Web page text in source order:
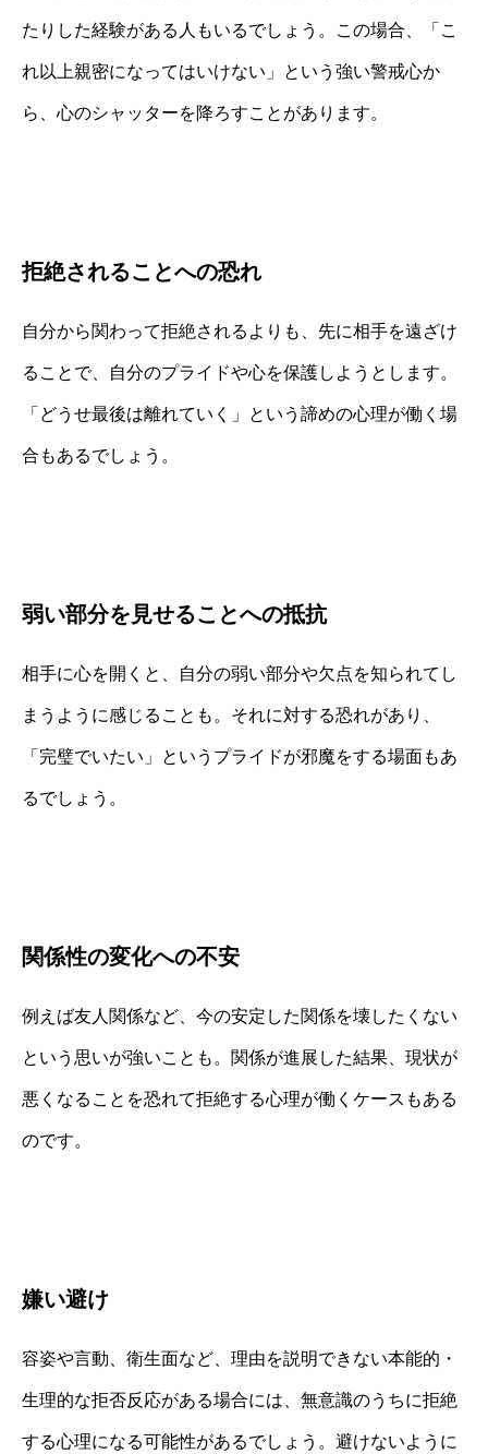
たりした経験がある人もいるでしょう。この場合、「こ
れ以上親密になってはいけない」という強い警戒心か
ら、心のシャッターを降ろすことがあります。
拒絶されることへの恐れ
自分から関わって拒絶されるよりも、先に相手を遠ざけ
ることで、自分のプライドや心を保護しようとします。
「どうせ最後は離れていく」という諦めの心理が働く場
合もあるでしょう。
弱い部分を見せることへの抵抗
相手に心を開くと、自分の弱い部分や欠点を知られてし
まうように感じることも。それに対する恐れがあり、
「完璧でいたい」というプライドが邪魔をする場面もあ
るでしょう。
関係性の変化への不安
例えば友人関係など、今の安定した関係を壊したくない
という思いが強いことも。関係が進展した結果、現状が
悪くなることを恐れて拒絶する心理が働くケースもある
のです。
嫌い避け
容姿や言動、衛生面など、理由を説明できない本能的・
生理的な拒否反応がある場合には、無意識のうちに拒絶
する心理になる可能性があるでしょう。避けないように